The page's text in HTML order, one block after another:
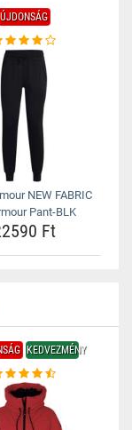
ÚJDONSÁG
NEW FABRIC
Pant-BLK
Ft
KEDVEZMÉNY